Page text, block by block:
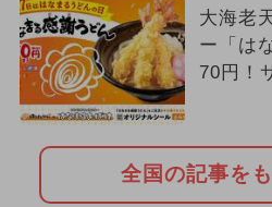
大海老
ー「は
70円！
全国の記事を